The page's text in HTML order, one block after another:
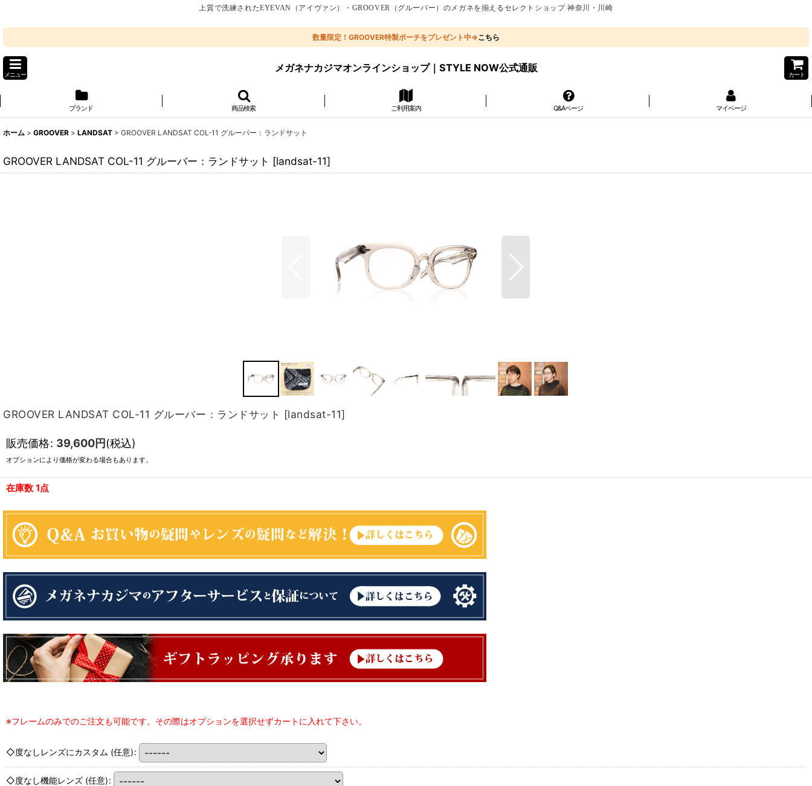
上質で洗練されたEYEVAN（アイヴァン）・GROOVER（グルーバー）のメガネを揃えるセレクトショップ 神奈川・川崎
数量限定！GROOVER特製ポーチをプレゼント中⇒こちら
メニュー
メガネナカジマオンラインショップ｜STYLE NOW公式通販
カート
ブランド 商品検索 ご利用案内 Q&Aページ マイページ
ホーム > GROOVER > LANDSAT > GROOVER LANDSAT COL-11 グルーバー：ランドサット
GROOVER LANDSAT COL-11 グルーバー：ランドサット [landsat-11]
GROOVER LANDSAT COL-11 グルーバー：ランドサット [landsat-11]
販売価格: 39,600円(税込)
オプションにより価格が変わる場合もあります。
在庫数 1点
※フレームのみでのご注文も可能です。その際はオプションを選択せずカートに入れて下さい。
◇度なしレンズにカスタム (任意):
◇度なし機能レンズ (任意):